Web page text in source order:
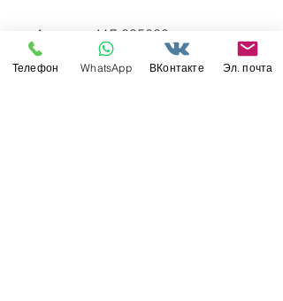
Артикул: МД 035228
Производитель: ТПО
Телефон WhatsApp ВКонтакте Эл. почта